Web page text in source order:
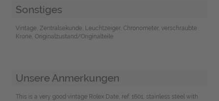
Sonstiges
Vintage, Zentralsekunde, Leuchtzeiger, Chronometer, verschraubte
Krone, Originalzustand/Originalteile
Unsere Anmerkungen
This is a very good vintage Rolex Date, ref. 1601, stainless steel with